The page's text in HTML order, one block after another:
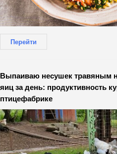
Перейти
Выпаиваю несушек травяным
яиц за день: продуктивность
птицефабрике